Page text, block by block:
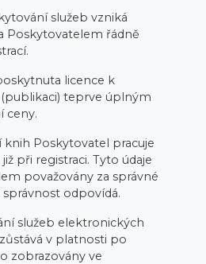
služeb vzniká
Poskytovatelem řádně
licence k
teprve úplným
ceny.
knih Poskytovatel pracuje
při registraci. Tyto údaje
považovány za správné
správnost odpovídá.
služeb elektronických
v platnosti po
zobrazovány ve